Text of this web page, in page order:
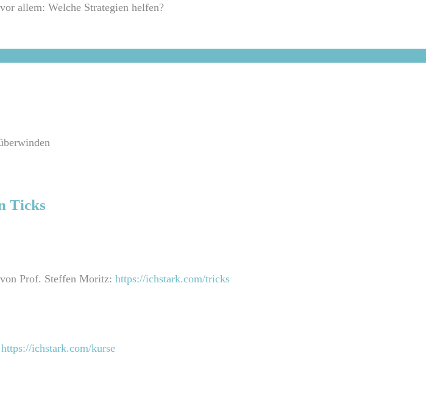
allem: Welche Strategien helfen?
Ticks
Prof. Steffen Moritz: https://ichstark.com/tricks
https://ichstark.com/kurse